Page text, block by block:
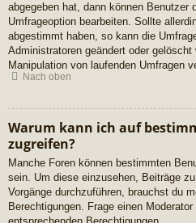
abgegeben hat, dann können Benutzer
Umfrageoption bearbeiten. Sollte
abgestimmt haben, so kann die
Administratoren geändert oder
Manipulation von laufenden Umfragen
Nach oben
Warum kann ich auf
zugreifen?
Manche Foren können bestimmten
sein. Um diese einzusehen, Beiträge
Vorgänge durchzuführen, brauchst du
Berechtigungen. Frage einen